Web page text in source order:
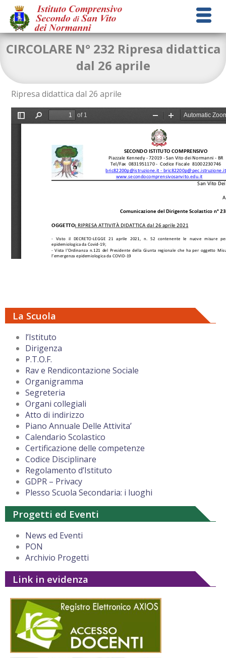
La Scuola
l’Istituto
Dirigenza
P.T.O.F.
Rav e Rendicontazione Sociale
Organigramma
Segreteria
Organi collegiali
Atto di indirizzo
Piano Annuale Delle Attivita’
Calendario Scolastico
Certificazione delle competenze
Codice Disciplinare
Regolamento d’Istituto
GDPR – Privacy
Plesso Scuola Secondaria: i luoghi
Progetti ed Eventi
News ed Eventi
PON
Archivio Progetti
Link in evidenza
CIRCOLARE N° 232 Ripresa didattica
dal 26 aprile
Ripresa didattica dal 26 aprile